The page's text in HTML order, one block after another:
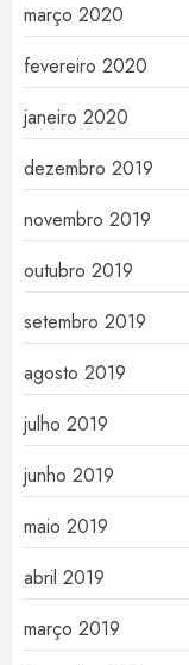
março 2020
fevereiro 2020
janeiro 2020
dezembro 2019
novembro 2019
outubro 2019
setembro 2019
agosto 2019
julho 2019
junho 2019
maio 2019
abril 2019
março 2019